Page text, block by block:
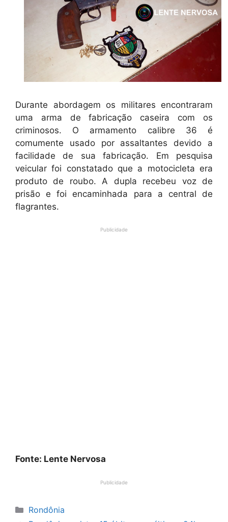
Durante abordagem os militares encontraram
uma arma de fabricação caseira com os
criminosos. O armamento calibre 36 é
comumente usado por assaltantes devido a
facilidade de sua fabricação. Em pesquisa
veicular foi constatado que a motocicleta era
produto de roubo. A dupla recebeu voz de
prisão e foi encaminhada para a central de
flagrantes.
Publicidade
Fonte: Lente Nervosa
Publicidade
Categorias
Rondônia